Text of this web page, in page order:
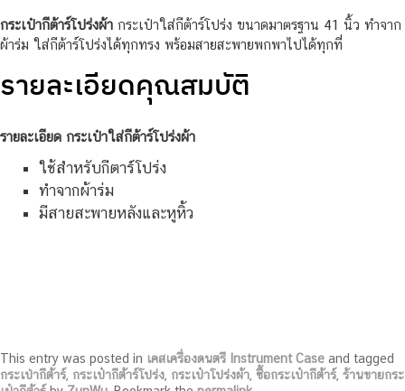
กระเป๋ากีต้าร์โปร่งผ้า กระเป๋าใส่กีต้าร์โปร่ง ขนาดมาตรฐาน 41 นิ้ว ทำจาก
ผ้าร่ม ใส่กีต้าร์โปร่งได้ทุกทรง พร้อมสายสะพายพกพาไปได้ทุกที่
รายละเอียดคุณสมบัติ
รายละเอียด กระเป๋าใส่กีต้าร์โปร่งผ้า
ใช้สำหรับกีตาร์โปร่ง
ทำจากผ้าร่ม
มีสายสะพายหลังและหูหิ้ว
This entry was posted in เคสเครื่องดนตรี Instrument Case and tagged
กระเป่ากีต้าร์ กระเป๋ากีต้าร์โปร่ง กระเป๋าโปร่งผ้า ซื้อกระเป๋ากีต้าร์ ร้านขายกระ